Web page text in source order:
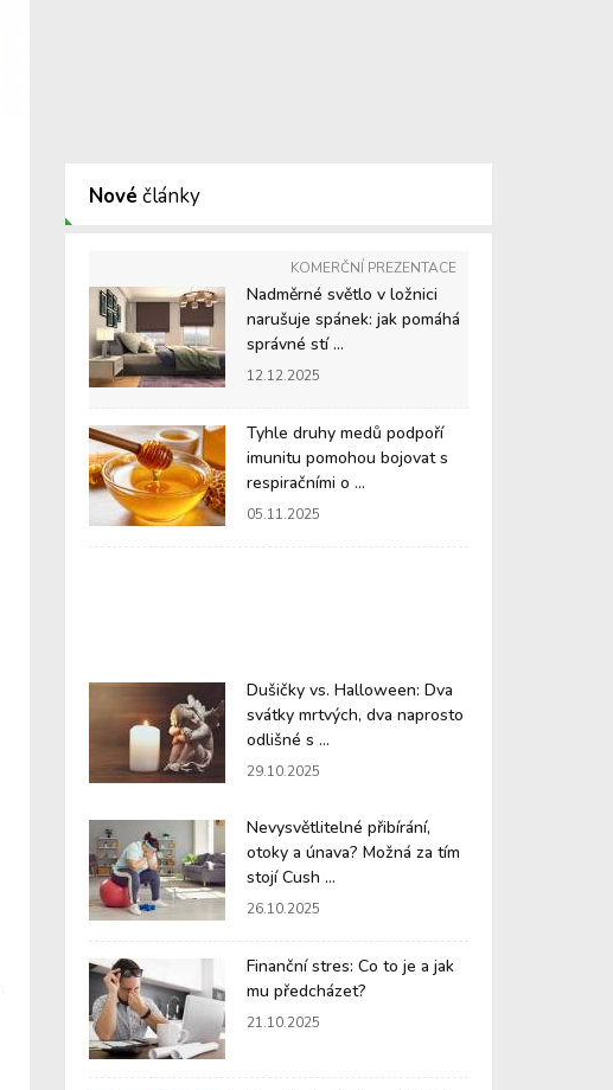
Nové články
KOMERČNÍ PREZENTACE
Nadměrné světlo v ložnici
narušuje spánek: jak pomáhá
správné stí ...
12.12.2025
Tyhle druhy medů podpoří
imunitu pomohou bojovat s
respiračními o ...
05.11.2025
Dušičky vs. Halloween: Dva
svátky mrtvých, dva naprosto
odlišné s ...
29.10.2025
Nevysvětlitelné přibírání,
otoky a únava? Možná za tím
stojí Cush ...
26.10.2025
Finanční stres: Co to je a jak
mu předcházet?
21.10.2025